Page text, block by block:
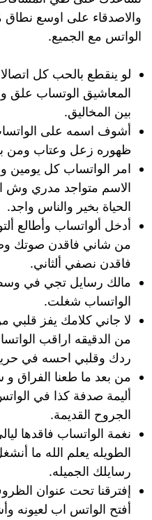
والاصدقاء على اوسع
الواتس مع الجميع.
لو ينقطع بالحب كل
المعاشيق الوتساب علق
بين المخاليق.
أشوف اسمه على الواتساب
ظهوره زعل وعتاب ومن
امر الواتساب كل
الاسم متواجد مدري وش
الحياة بخير والناس واجد.
أدخل ألواتساب وأطالع
من شاني فاقدن صوتك
فاقدن نصفي ألثاني.
مالك رسايل تجي في
الواتساب شغلت.
لا جاني كلامك يفز
من الدقيقه اراقب
ردك وقلبي احسه في
من بعد ما طعنا الفراق و
أليمة صدفة كذا في
الجروح القديمة.
نغمة الواتساب فاقدها
الطويله يعلم الله ما
رسايلك الجميله.
إفترقنا تحت عنوان
أفتح الواتس اب لعيونه